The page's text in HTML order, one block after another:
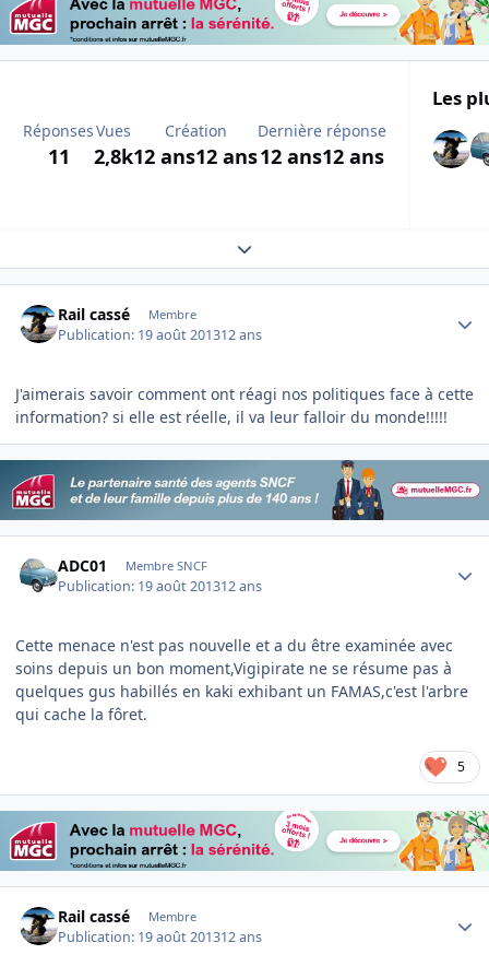
Réponses
11
Vues
2,8k
Création
12 ans12 ans
Dernière réponse
12 ans12 ans
Les
Expand topic overview
Rail cassé Membre
Publication: 19 août 201312 ans
J'aimerais savoir comment ont réagi nos politiques face à cette
information? si elle est réelle, il va leur falloir du monde!!!!!
ADC01 Membre SNCF
Publication: 19 août 201312 ans
Cette menace n'est pas nouvelle et a du être examinée avec
soins depuis un bon moment,Vigipirate ne se résume pas à
quelques gus habillés en kaki exhibant un FAMAS,c'est l'arbre
qui cache la fôret.
5
Rail cassé Membre
Publication: 19 août 201312 ans